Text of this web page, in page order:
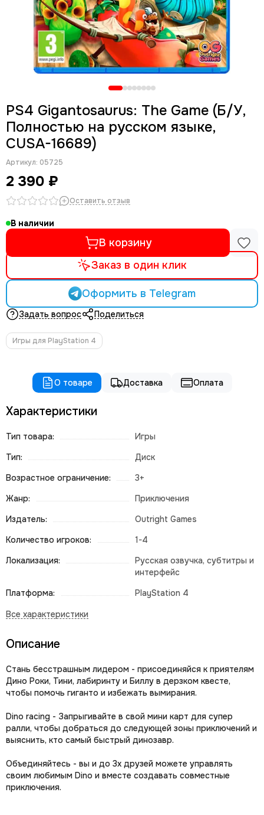
PS4 Gigantosaurus: The Game (Б/У,
Полностью на русском языке,
CUSA-16689)
Артикул: 05725
2 390 ₽
Оставить отзыв
В наличии
В корзину
Заказ в один клик
Оформить в Telegram
Задать вопрос Поделиться
Игры для PlayStation 4
О товаре Доставка Оплата
Характеристики
Тип товара:
Игры
Тип:
Диск
Возрастное ограничение:
3+
Жанр:
Приключения
Издатель:
Outright Games
Количество игроков:
1-4
Локализация:
Русская озвучка, субтитры и
интерфейс
Платформа:
PlayStation 4
Описание
Стань бесстрашным лидером - присоединяйся к приятелям
Дино Роки, Тини, лабиринту и Биллу в дерзком квесте,
чтобы помочь гиганто и избежать вымирания.
Dino racing - Запрыгивайте в свой мини карт для супер
ралли, чтобы добраться до следующей зоны приключений и
выяснить, кто самый быстрый динозавр.
Объединяйтесь - вы и до 3х друзей можете управлять
своим любимым Dino и вместе создавать совместные
приключения.